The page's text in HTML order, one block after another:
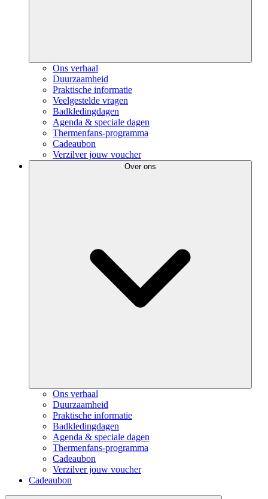
Ons verhaal
Duurzaamheid
Praktische informatie
Veelgestelde vragen
Badkledingdagen
Agenda & speciale dagen
Thermenfans-programma
Cadeaubon
Verzilver jouw voucher
Over ons
Ons verhaal
Duurzaamheid
Praktische informatie
Badkledingdagen
Agenda & speciale dagen
Thermenfans-programma
Cadeaubon
Verzilver jouw voucher
Cadeaubon